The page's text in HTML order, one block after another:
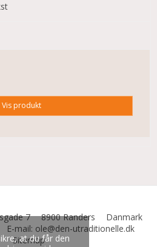
at du får den
Vis produkt
7 8900 Randers
Danmark
E-mail: ole@den-utraditionelle.dk
Sitemap